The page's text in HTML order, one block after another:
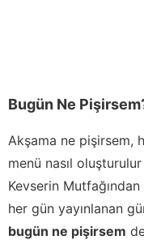
Bugün Ne
Akşama ne pişirsem,
menü nasıl
Kevserin
her gün yayınlanan
bugün ne pişirsem